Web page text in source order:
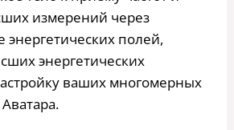
измерений через
полей,
энергетических
ваших многомерных